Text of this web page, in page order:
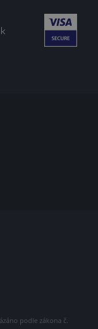
podle zákona č.